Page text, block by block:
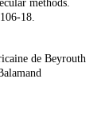
methods.
18.
de Beyrouth